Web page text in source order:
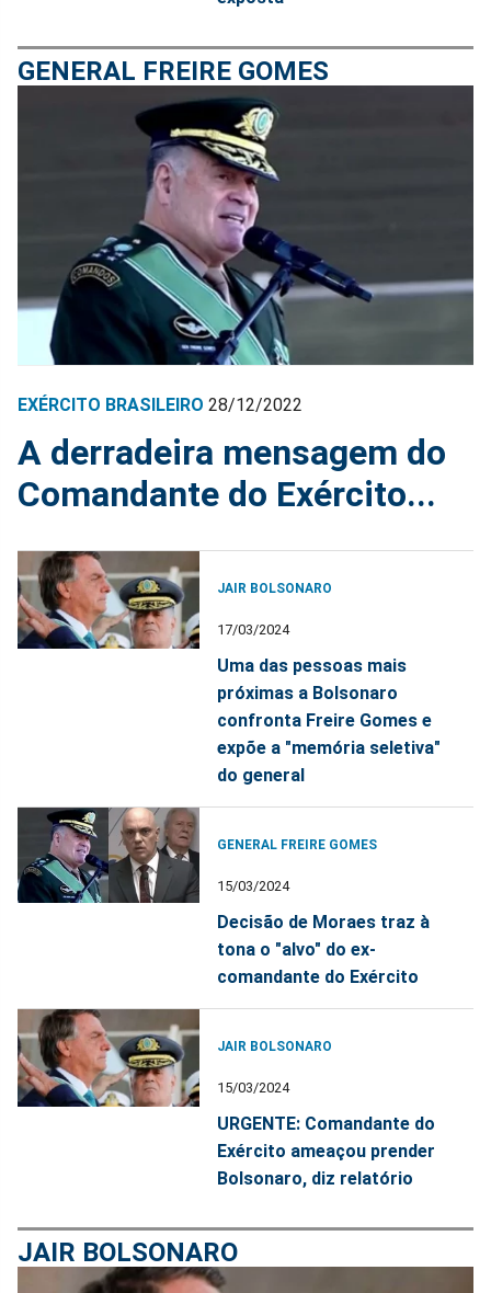
GENERAL FREIRE GOMES
EXÉRCITO BRASILEIRO 28/12/2022
A derradeira mensagem do
Comandante do Exército...
JAIR BOLSONARO
17/03/2024
Uma das pessoas mais
próximas a Bolsonaro
confronta Freire Gomes e
expõe a "memória seletiva"
do general
GENERAL FREIRE GOMES
15/03/2024
Decisão de Moraes traz à
tona o "alvo" do ex-
comandante do Exército
JAIR BOLSONARO
15/03/2024
URGENTE: Comandante do
Exército ameaçou prender
Bolsonaro, diz relatório
JAIR BOLSONARO